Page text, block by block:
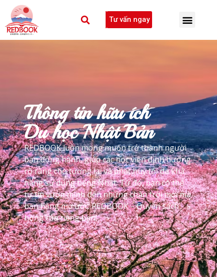
Tư vấn ngay
Thông tin hữu ích
Du học Nhật Bản
REDBOOK luôn mong muốn trở thành người
bạn đồng hành, giúp các học viên định hướng
rõ ràng cho tương lai và phát huy tối đa khả
năng sử dụng tiếng Nhật. Từ đó, bạn có thể
tự tin vươn mình đến những chân trời mới mà
bạn hằng mơ ước. REDBOOK – Quyển sách
hồng của riêng bạn!